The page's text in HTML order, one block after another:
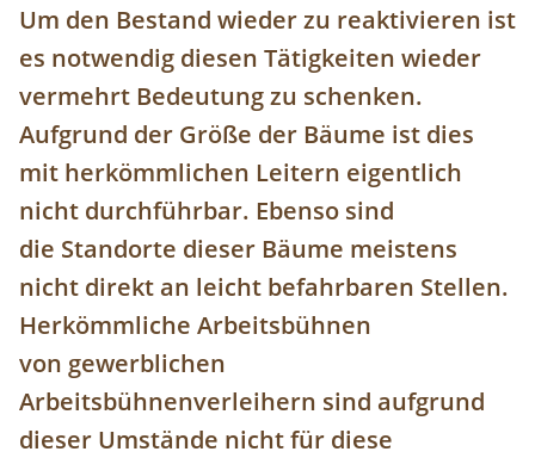
Um den Bestand wieder zu reaktivieren ist
es notwendig diesen Tätigkeiten wieder
vermehrt Bedeutung zu schenken.
Aufgrund der Größe der Bäume ist dies
mit herkömmlichen Leitern eigentlich
nicht durchführbar. Ebenso sind
die Standorte dieser Bäume meistens
nicht direkt an leicht befahrbaren Stellen.
Herkömmliche Arbeitsbühnen
von gewerblichen
Arbeitsbühnenverleihern sind aufgrund
dieser Umstände nicht für diese